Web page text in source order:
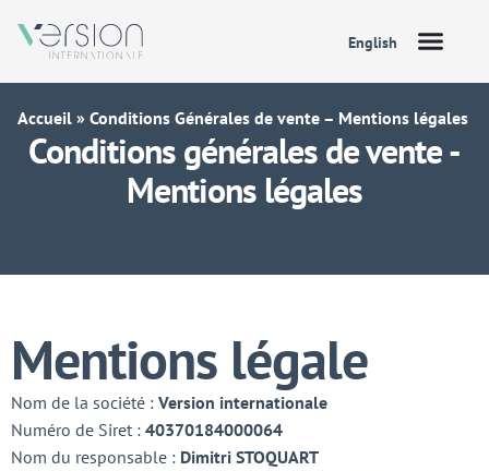
English
Accueil » Conditions Générales de vente – Mentions légales
Conditions générales de vente -
Mentions légales
Mentions légale
Nom de la société : Version internationale
Numéro de Siret : 40370184000064
Nom du responsable : Dimitri STOQUART